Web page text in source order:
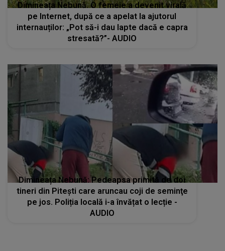
Dimineața Nebună. O femeie a devenit virală
pe Internet, după ce a apelat la ajutorul
internauților: „Pot să-i dau lapte dacă e capra
stresată?”- AUDIO
Dimineața Nebună: Pedeapsa primită de doi
tineri din Piteşti care aruncau coji de seminţe
pe jos. Poliția locală i-a învățat o lecție -
AUDIO